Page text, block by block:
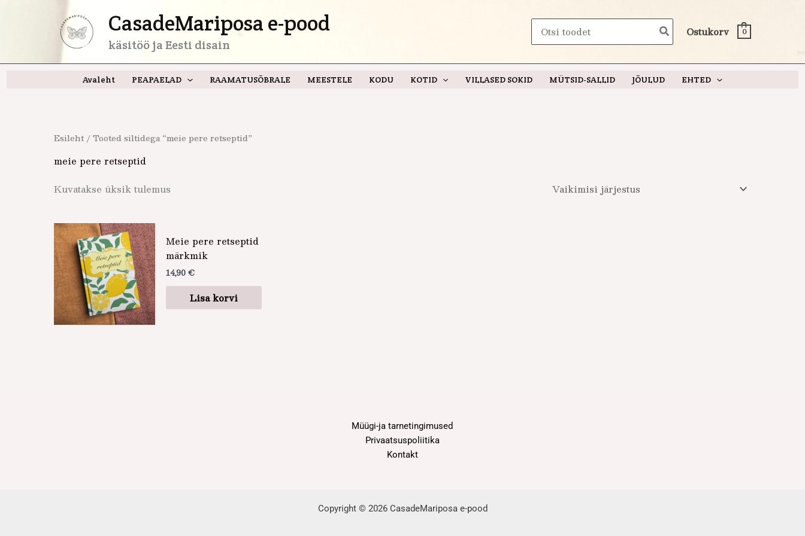
CasadeMariposa e-pood
käsitöö ja Eesti disain
Search
for:
Ostukorv 0
Avaleht PEAPAELAD RAAMATUSÕBRALE MEESTELE KODU KOTID VILLASED SOKID MÜTSID-SALLID JÕULUD EHTED
Esileht / Tooted siltidega “meie pere retseptid”
meie pere retseptid
Kuvatakse üksik tulemus
Meie pere retseptid
märkmik
14,90€
Lisa korvi
Müügi-ja tarnetingimused
Privaatsuspoliitika
Kontakt
Copyright © 2026 CasadeMariposa e-pood